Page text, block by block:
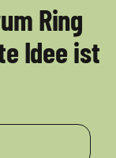
Ring
Idee ist